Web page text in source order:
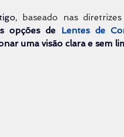
baseado nas
opções de
Lentes de
uma visão clara e sem